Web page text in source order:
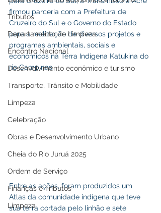
Tributos
Departamento de Limpeza
Encontro Nacional
Desenvolvimento econômico e turismo
Transporte, Trânsito e Mobilidade
Limpeza
Celebração
Obras e Desenvolvimento Urbano
Cheia do Rio Juruá 2025
Ordem de Serviço
Finanças e Tributos
Limpeza
firmou parceria com a Prefeitura de
Cruzeiro do Sul e o Governo do Estado
para a realização de diversos projetos e
programas ambientais, sociais e
econômicos na Terra Indígena Katukina do
rio Campinas.
Entre as ações, foram produzidos um
Atlas da comunidade indígena que teve
sua terra cortada pelo linhão e sete